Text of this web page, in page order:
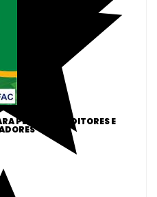
PERITOS, AUDITORES E